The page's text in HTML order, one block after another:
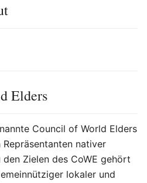
Elders
Council of World Elders
nativer
Zielen des CoWE gehört
lokaler und